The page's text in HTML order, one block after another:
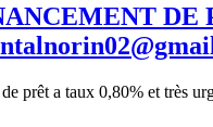
DE
prêt a taux 0,80% et très